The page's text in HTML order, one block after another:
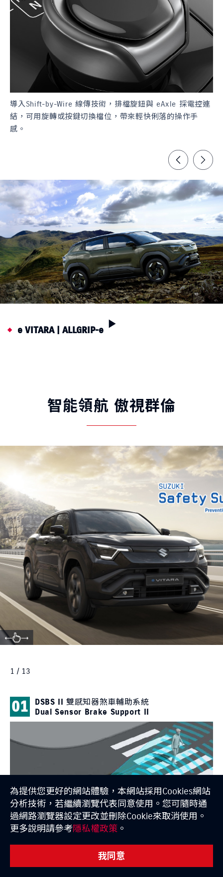
導入Shift-by-Wire 線傳技術，排檔旋鈕與 eAxle 採電控連
結，可用旋轉或按鍵切換檔位，帶來輕快俐落的操作手
感。
e VITARA | ALLGRIP-e
智能領航 傲視群倫
1 / 13
01
DSBS II 雙感知器煞車輔助系統
Dual Sensor Brake Support II
據點資訊 預約試乘
為提供您更好的網站體驗，本網站採用Cookies網站
分析技術，若繼續瀏覽代表同意使用。您可隨時通
過網路瀏覽器設定更改並刪除Cookie來取消使用。
更多說明請參考隱私權政策 。
我同意